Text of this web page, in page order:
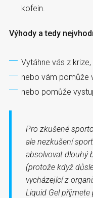
kofein.
Výhody a tedy
Vytáhne vás z krize,
nebo vám pomůže
nebo pomůže
Pro zkušené
ale nezkušení
absolvovat dlouhý
(protože když
vycházející z
Liquid Gel přijmete